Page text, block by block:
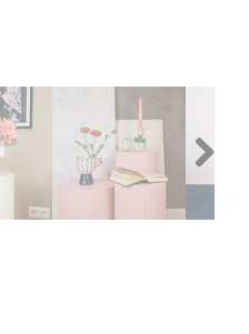
Next